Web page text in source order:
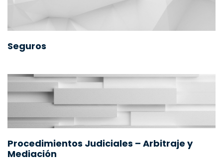
Seguros
Procedimientos Judiciales – Arbitraje y
Mediación